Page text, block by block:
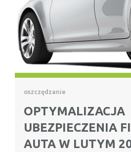
oszczędzanie
OPTYMALIZACJA
UBEZPIECZENIA
AUTA W LUTYM